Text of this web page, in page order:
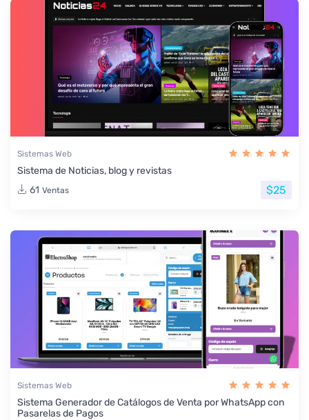
Sistemas Web
Sistema de Noticias, blog y revistas
61 Ventas $25
Sistemas Web
Sistema Generador de Catálogos de Venta por WhatsApp con
Pasarelas de Pagos